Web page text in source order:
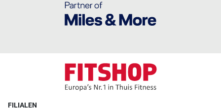
Vandaag tot 19:00
76135 Karlsruhe
Vandaag tot 19:00
FILIALEN